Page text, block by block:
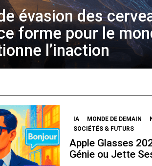
évasion des
forme pour le
l’inaction
IA MONDE DE DEMAIN
SOCIÉTÉS & FUTURS
Apple Glasses
Génie ou Jette